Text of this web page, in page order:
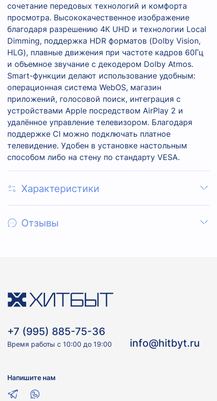
сочетание передовых технологий и комфорта
просмотра. Высококачественное изображение
благодаря разрешению 4К UHD и технологии Local
Dimming, поддержка HDR форматов (Dolby Vision,
HLG), плавные движения при частоте кадров 60Гц
и объемное звучание с декодером Dolby Atmos.
Smart-функции делают использование удобным:
операционная система WebOS, магазин
приложений, голосовой поиск, интеграция с
устройствами Apple посредством AirPlay 2 и
удалённое управление телевизором. Благодаря
поддержке CI можно подключать платное
телевидение. Удобен в установке настольным
способом либо на стену по стандарту VESA.
Характеристики
Отзывы
+7 (995) 885-75-36
Время работы с 10:00 до 19:00 info@hitbyt.ru
Напишите нам